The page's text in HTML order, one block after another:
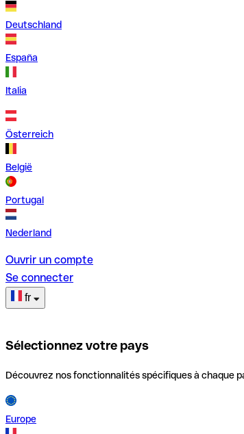
Deutschland
España
Italia
Österreich
België
Portugal
Nederland
Ouvrir un compte
Se connecter
fr
Sélectionnez votre pays
Découvrez nos fonctionnalités spécifiques à chaque
Europe